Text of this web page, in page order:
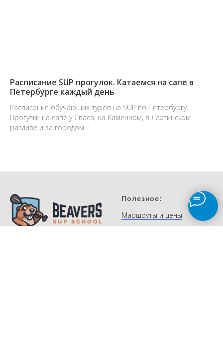
Расписание SUP прогулок. Катаемся на сапе в
Петербурге каждый день
Расписание обучающих туров на SUP по Петербургу.
Прогулки на сапе у Спаса, на Каменном, в Лахтинском
разливе и за городом
Полезное:
Маршруты и цены